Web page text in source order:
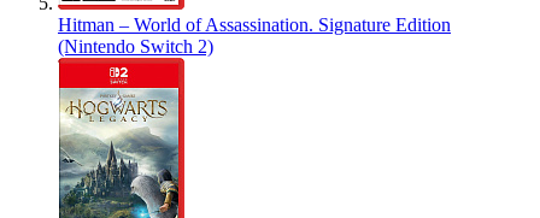
Hitman – World of Assassination. Signature Edition
(Nintendo Switch 2)